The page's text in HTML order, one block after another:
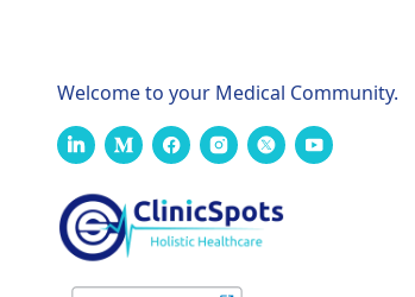
Welcome to your Medical Community.